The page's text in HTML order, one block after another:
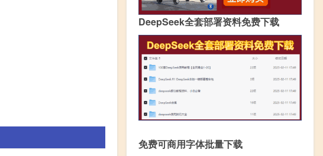
DeepSeek全套部署资料免费下载
免费可商用字体批量下载